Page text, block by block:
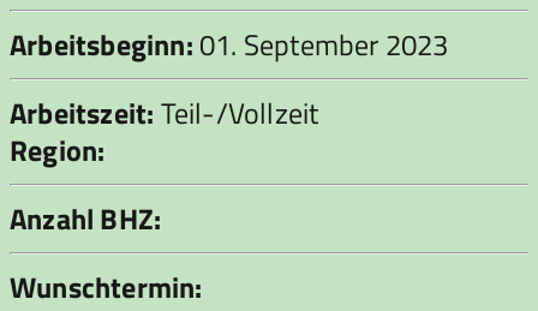
Arbeitsbeginn:01. September 2023
Arbeitszeit:Teil-/Vollzeit
Region:
Anzahl BHZ:
Wunschtermin: